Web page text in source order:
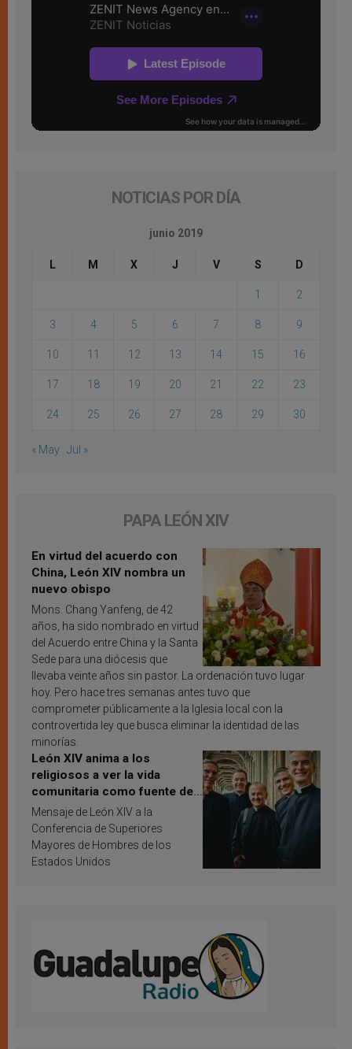
NOTICIAS POR DÍA
junio 2019
L M X J V S D
1 2
3 4 5 6 7 8 9
10 11 12 13 14 15 16
17 18 19 20 21 22 23
24 25 26 27 28 29 30
« May Jul »
PAPA LEÓN XIV
En virtud del acuerdo con
China, León XIV nombra un
nuevo obispo
Mons. Chang Yanfeng, de 42
años, ha sido nombrado en virtud
del Acuerdo entre China y la Santa
Sede para una diócesis que
llevaba veinte años sin pastor. La ordenación tuvo lugar
hoy. Pero hace tres semanas antes tuvo que
comprometer públicamente a la Iglesia local con la
controvertida ley que busca eliminar la identidad de las
minorías.
León XIV anima a los
religiosos a ver la vida
comunitaria como fuente de
inspiración y santificación
Mensaje de León XIV a la
Conferencia de Superiores
Mayores de Hombres de los
Estados Unidos